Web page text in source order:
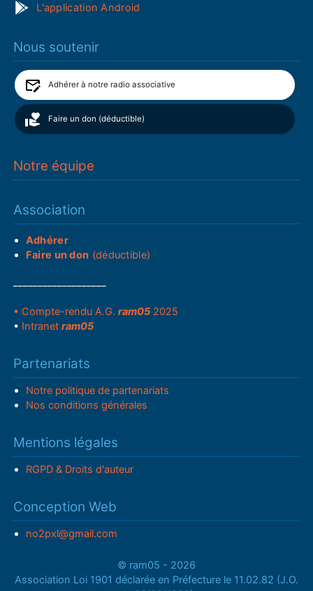
L'application Android
Nous soutenir
Adhérer à notre radio associative
Faire un don (déductible)
Notre équipe
Association
Adhérer
Faire un don (déductible)
• Compte-rendu A.G.ram05 2025
• Intranetram05
Partenariats
Notre politique de partenariats
Nos conditions générales
Mentions légales
RGPD & Droits d'auteur
Conception Web
no2pxl@gmail.com
© ram05 - 2026
Association Loi 1901 déclarée en Préfecture le 11.02.82 (J.O.